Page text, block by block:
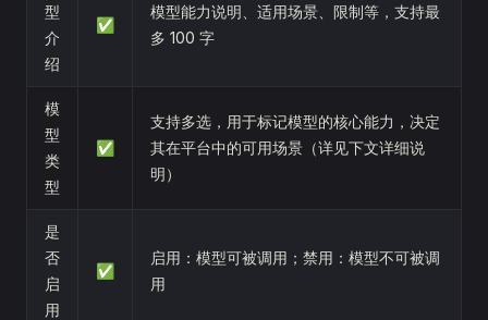
型
介
绍
✅
模型能力说明、适用场景、限制等，支持最
多 100 字
模
型
类
型
✅
支持多选，用于标记模型的核心能力，决定
其在平台中的可用场景（详见下文详细说
明）
是
否
启
用
✅
启用：模型可被调用；禁用：模型不可被调
用